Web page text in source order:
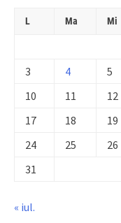
L Ma Mi
3
4 5
10
11 12
17
18 19
24
25 26
31
« iul.